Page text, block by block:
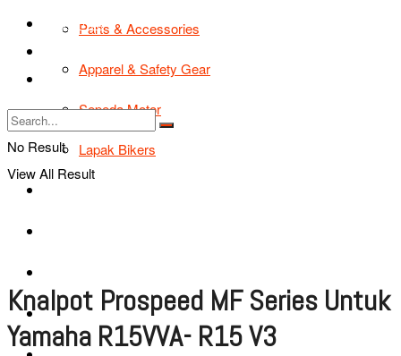
Parts & Accessories
Apparel & Safety Gear
Sepeda Motor
Lapak Bikers
Bikers Cars
TIPS & TRIK
Tentang Kami
No Result
View All Result
Knalpot Prospeed MF Series Untuk
Yamaha R15VVA- R15 V3